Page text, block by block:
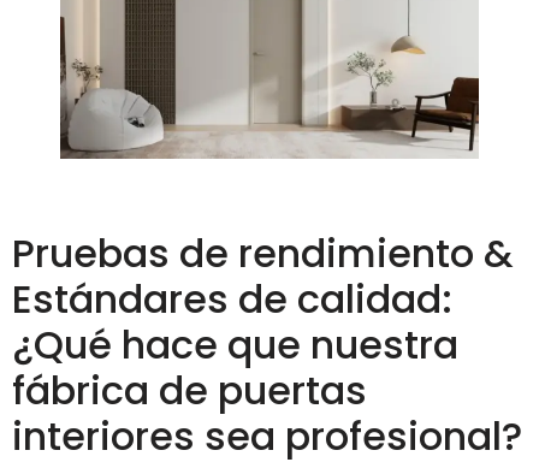
Pruebas de rendimiento &
Estándares de calidad:
¿Qué hace que nuestra
fábrica de puertas
interiores sea profesional?